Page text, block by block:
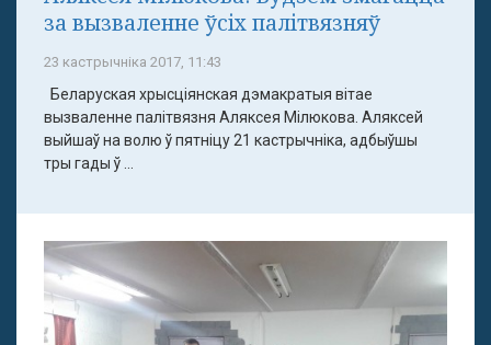
за вызваленне ўсіх палітвязняў
23 кастрычніка 2017, 11:43
Беларуская хрысціянская дэмакратыя вітае
вызваленне палітвязня Аляксея Мілюкова. Аляксей
выйшаў на волю ў пятніцу 21 кастрычніка, адбыўшы
тры гады ў ...